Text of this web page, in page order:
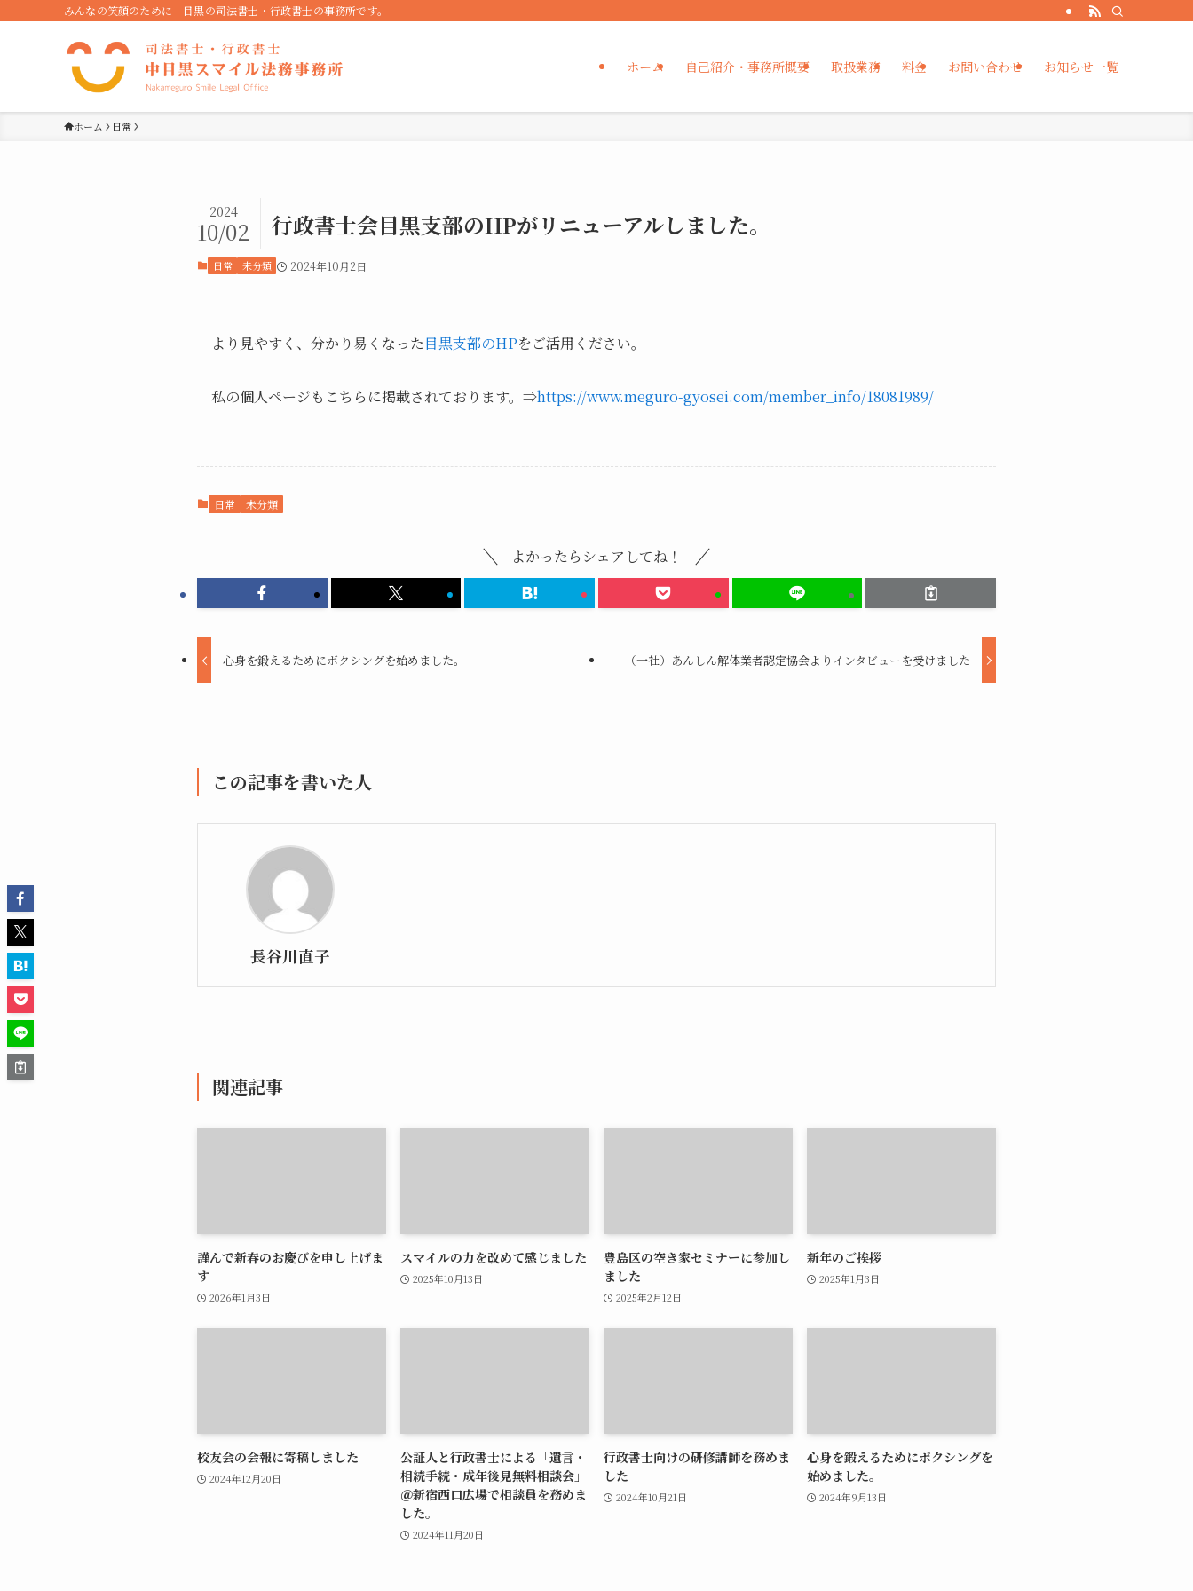
みんなの笑顔のために 目黒の司法書士・行政書士の事務所です。
ホーム 自己紹介・事務所概要 取扱業務 料金 お問い合わせ お知らせ一覧
ホーム 日常
行政書士会目黒支部のHPがリニューアルしました。
2024
10/02
日常 未分類 2024年10月2日
より見やすく、分かり易くなった目黒支部のHPをご活用ください。
私の個人ページもこちらに掲載されております。⇒https://www.meguro-gyosei.com/member_info/18081989/
日常 未分類
よかったらシェアしてね！
心身を鍛えるためにボクシングを始めました。 （一社）あんしん解体業者認定協会よりインタビューを受けました
この記事を書いた人
長谷川直子
関連記事
謹んで新春のお慶びを申し上げま
す
2026年1月3日
スマイルの力を改めて感じました
2025年10月13日
豊島区の空き家セミナーに参加し
ました
2025年2月12日
新年のご挨拶
2025年1月3日
校友会の会報に寄稿しました
2024年12月20日
公証人と行政書士による「遺言・
相続手続・成年後見無料相談会」
＠新宿西口広場で相談員を務めま
した。
2024年11月20日
行政書士向けの研修講師を務めま
した
2024年10月21日
心身を鍛えるためにボクシングを
始めました。
2024年9月13日